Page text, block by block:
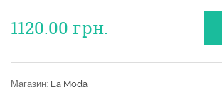
1120.00 грн.
Магазин: La Moda